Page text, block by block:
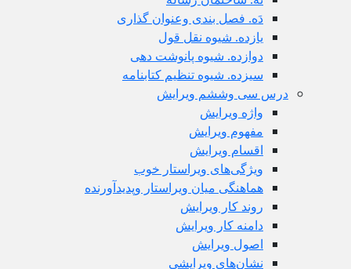
دَه. فصل بندی وعنوان گذاری
یازده. شیوه نقل قول
دوازده. شیوه پانوشت دهی
سیزده. شیوه تنظیم کتابنامه
درس سی وششم ویرایش
واژه ویرایش
مفهوم ویرایش
اقسام ویرایش
ویژگی‌های ویراستار خوب
هماهنگی میان ویراستار وپدیدآورنده
روند کار ویرایش
دامنه کار ویرایش
اصول ویرایش
نشان‌های ویرایشی